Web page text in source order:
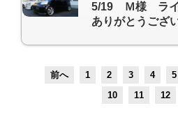
5/19 Ｍ様 ラ
ありがとうござ
前へ 1 2 3 4 5
10
11 12